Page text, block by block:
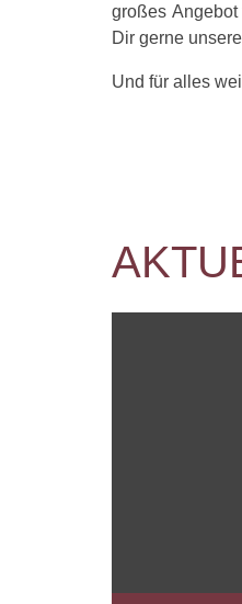
großes
Dir gerne unsere
Und für alles